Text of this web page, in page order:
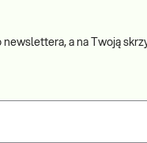
newslettera, a na Twoją